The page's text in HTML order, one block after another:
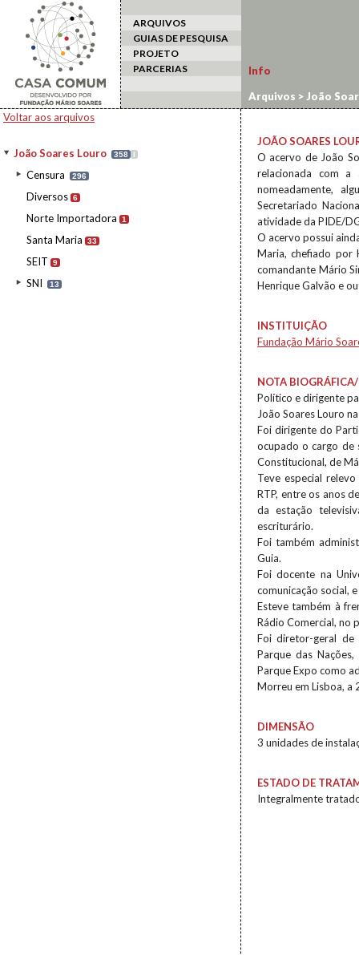
ARQUIVOS
GUIAS DE PESQUISA
PROJETO
PARCERIAS
Voltar aos arquivos
João Soares Louro 358 I
Censura 296
Diversos 6
Norte Importadora 1
Santa Maria 33
SEIT 9
SNI 13
Info
Arquivos > João
JOÃO SOARES
O acervo de João
relacionada com a
nomeadamente,
Secretariado
atividade da PIDE/
O acervo possui
Maria, chefiado por
comandante Mário
Henrique Galvão e
INSTITUIÇÃO
Fundação Mário
NOTA
Político e dirigente
João Soares Louro
Foi dirigente do
ocupado o cargo de
Constitucional, de
Teve especial
RTP, entre os anos
da estação
escriturário.
Foi também
Guia.
Foi docente na
comunicação social,
Esteve também à
Rádio Comercial, no
Foi diretor-geral de
Parque das
Parque Expo como
Morreu em Lisboa, a
DIMENSÃO
3 unidades de
ESTADO DE
Integralmente